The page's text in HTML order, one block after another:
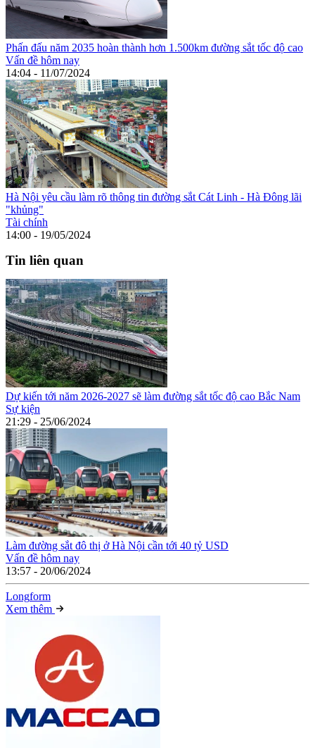
Phấn đấu năm 2035 hoàn thành hơn 1.500km đường sắt tốc độ cao
Vấn đề hôm nay
14:04 - 11/07/2024
Hà Nội yêu cầu làm rõ thông tin đường sắt Cát Linh - Hà Đông lãi
"khủng"
Tài chính
14:00 - 19/05/2024
Tin liên quan
Dự kiến tới năm 2026-2027 sẽ làm đường sắt tốc độ cao Bắc Nam
Sự kiện
21:29 - 25/06/2024
Làm đường sắt đô thị ở Hà Nội cần tới 40 tỷ USD
Vấn đề hôm nay
13:57 - 20/06/2024
Longform
Xem thêm